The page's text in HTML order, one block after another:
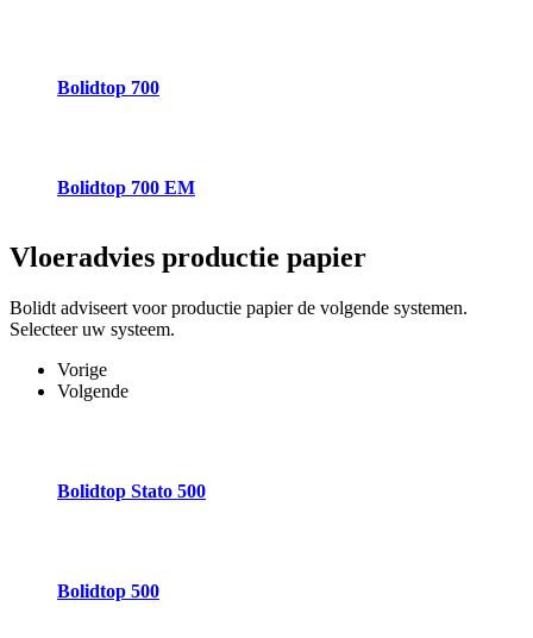
Bolidtop 700
Bolidtop 700 EM
Vloeradvies productie papier
Bolidt adviseert voor productie papier de volgende systemen.
Selecteer uw systeem.
Vorige
Volgende
Bolidtop Stato 500
Bolidtop 500